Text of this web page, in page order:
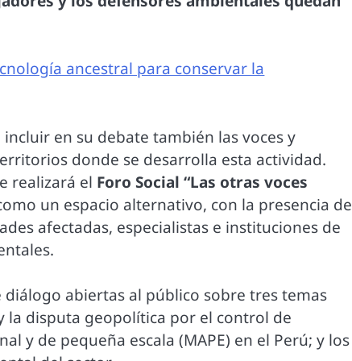
ancestral para conservar la
en su debate también las voces y
donde se desarrolla esta actividad.
realizará el Foro Social “Las otras voces
un espacio alternativo, con la presencia de
afectadas, especialistas e instituciones de
abiertas al público sobre tres temas
la disputa geopolítica por el control de
y de pequeña escala (MAPE) en el Perú; y los